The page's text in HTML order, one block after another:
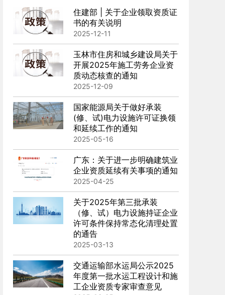
住建部 | 关于企业领取资质证
书的有关说明
2025-12-11
玉林市住房和城乡建设局关于
开展2025年施工劳务企业资
质动态核查的通知
2025-12-09
国家能源局关于做好承装
(修、试)电力设施许可证换领
和延续工作的通知
2025-05-16
广东：关于进一步明确建筑业
企业资质延续有关事项的通知
2025-04-25
关于2025年第三批承装
（修、试）电力设施持证企业
许可条件保持常态化清理处置
的通告
2025-03-13
交通运输部水运局公示2025
年度第一批水运工程设计和施
工企业资质专家审查意见